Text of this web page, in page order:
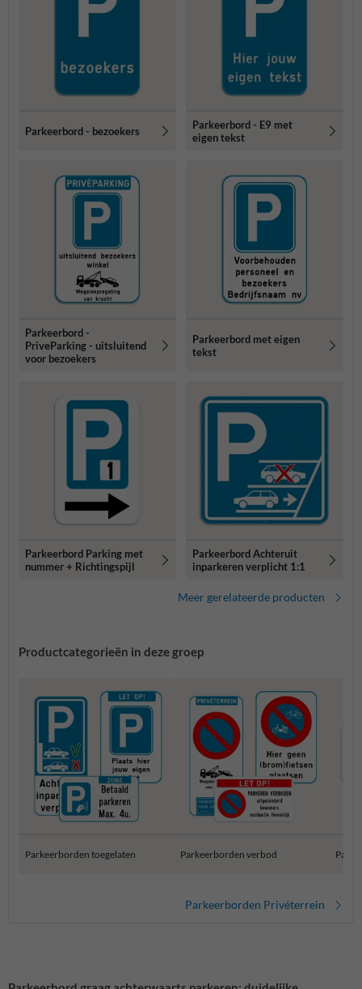
Parkeerbord - bezoekers
Parkeerbord - E9 met
eigen tekst
Parkeerbord -
PriveParking - uitsluitend
voor bezoekers
Parkeerbord met eigen
tekst
Parkeerbord Parking met
nummer + Richtingspijl
Parkeerbord Achteruit
inparkeren verplicht 1:1
Meer gerelateerde producten
Productcategorieën in deze groep
Parkeerborden toegelaten Parkeerborden verbod
Parkeerborden Privéterrein